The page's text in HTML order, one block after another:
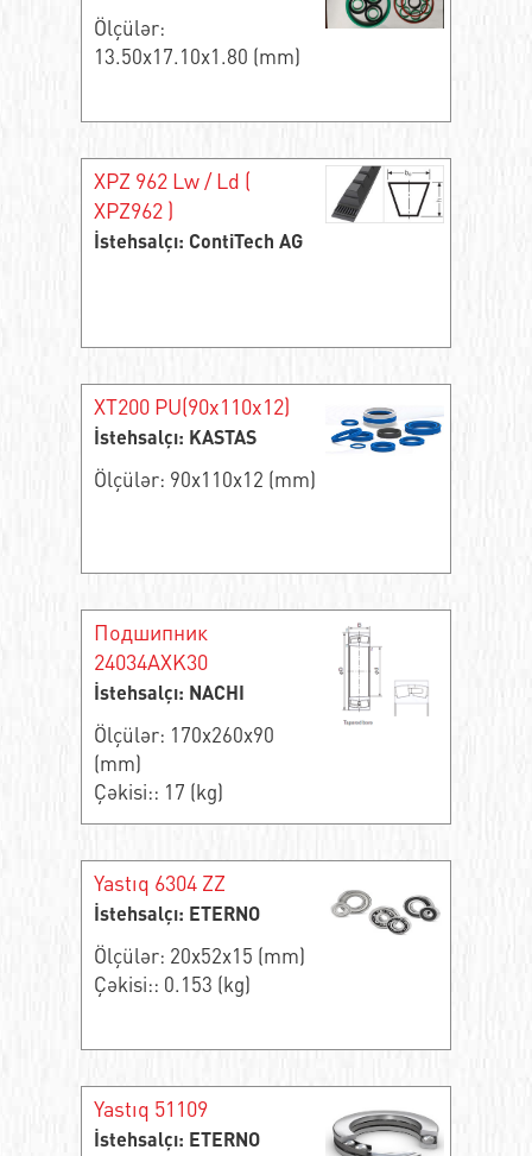
Ölçülər:
13.50x17.10x1.80 (mm)
XPZ 962 Lw / Ld (
XPZ962 )
İstehsalçı: ContiTech AG
XT200 PU(90x110x12)
İstehsalçı: KASTAS
Ölçülər: 90x110x12 (mm)
Подшипник
24034AXK30
İstehsalçı: NACHI
Ölçülər: 170x260x90
(mm)
Çəkisi:: 17 (kg)
Yastıq 6304 ZZ
İstehsalçı: ETERNO
Ölçülər: 20x52x15 (mm)
Çəkisi:: 0.153 (kg)
Yastıq 51109
İstehsalçı: ETERNO